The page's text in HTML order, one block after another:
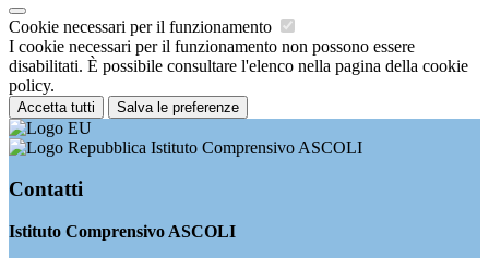
Cookie necessari per il funzionamento
I cookie necessari per il funzionamento non possono essere
disabilitati. È possibile consultare l'elenco nella pagina della cookie
policy.
Accetta tutti Salva le preferenze
Istituto Comprensivo ASCOLI
Contatti
Istituto Comprensivo ASCOLI